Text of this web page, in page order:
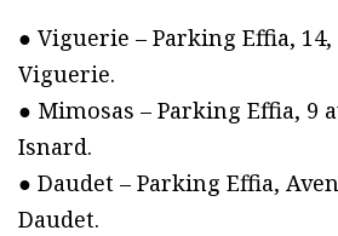
● Viguerie – Parking Effia,
Viguerie.
● Mimosas – Parking Effia, 9
Isnard.
● Daudet – Parking Effia,
Daudet.